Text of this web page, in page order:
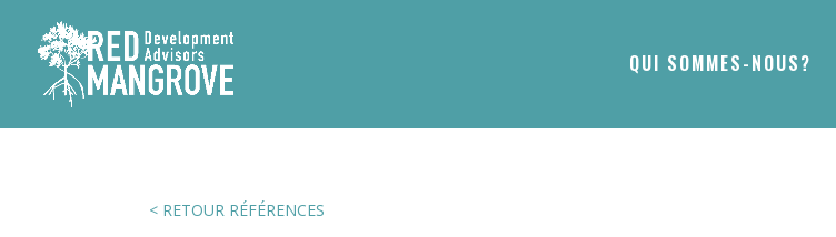
QUI SOMMES-NOUS?
< RETOUR RÉFÉRENCES